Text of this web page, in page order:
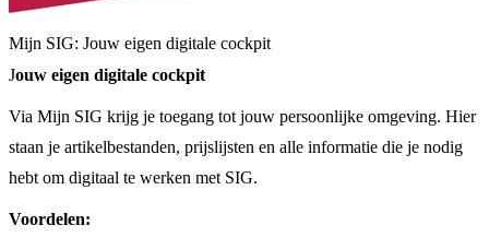
Mijn SIG: Jouw eigen digitale cockpit
Jouw eigen digitale cockpit
Via Mijn SIG krijg je toegang tot jouw persoonlijke omgeving. Hier
staan je artikelbestanden, prijslijsten en alle informatie die je nodig
hebt om digitaal te werken met SIG.
Voordelen: